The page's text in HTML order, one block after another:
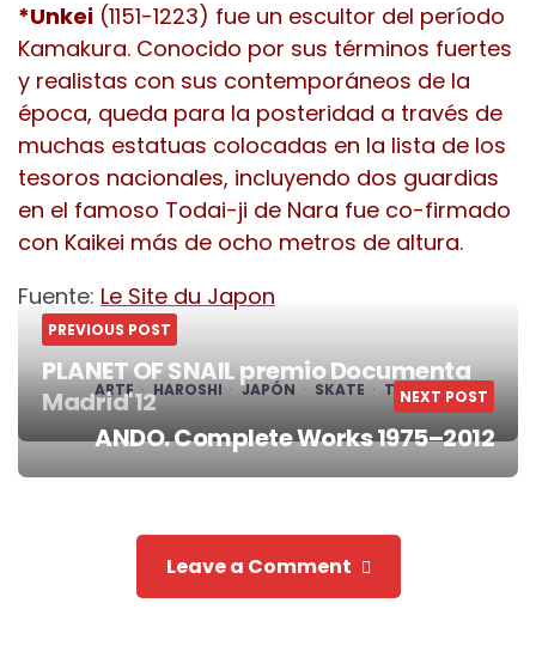
*Unkei (1151-1223) fue un escultor del período
Kamakura. Conocido por sus términos fuertes
y realistas con sus contemporáneos de la
época, queda para la posteridad a través de
muchas estatuas colocadas en la lista de los
tesoros nacionales, incluyendo dos guardias
en el famoso Todai-ji de Nara fue co-firmado
con Kaikei más de ocho metros de altura.
Fuente: Le Site du Japon
ARTE HAROSHI JAPÓN SKATE TOKYO
Post
navigation
PREVIOUS POST
PLANET OF SNAIL premio Documenta
Madrid'12
NEXT POST
ANDO. Complete Works 1975–2012
Leave a Comment